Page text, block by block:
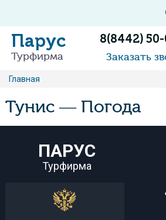
Парус
Турфирма
8(8442)
Заказать
Главная
Тунис — Погода
ПАРУС
Турфирма